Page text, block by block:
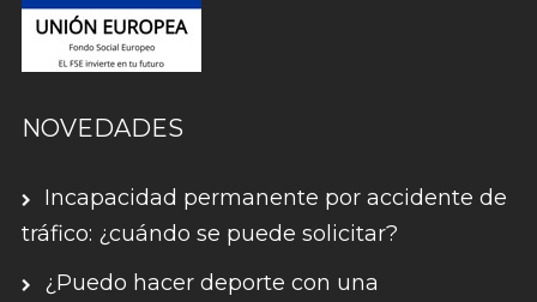
NOVEDADES
Incapacidad permanente por accidente de
tráfico: ¿cuándo se puede solicitar?
¿Puedo hacer deporte con una